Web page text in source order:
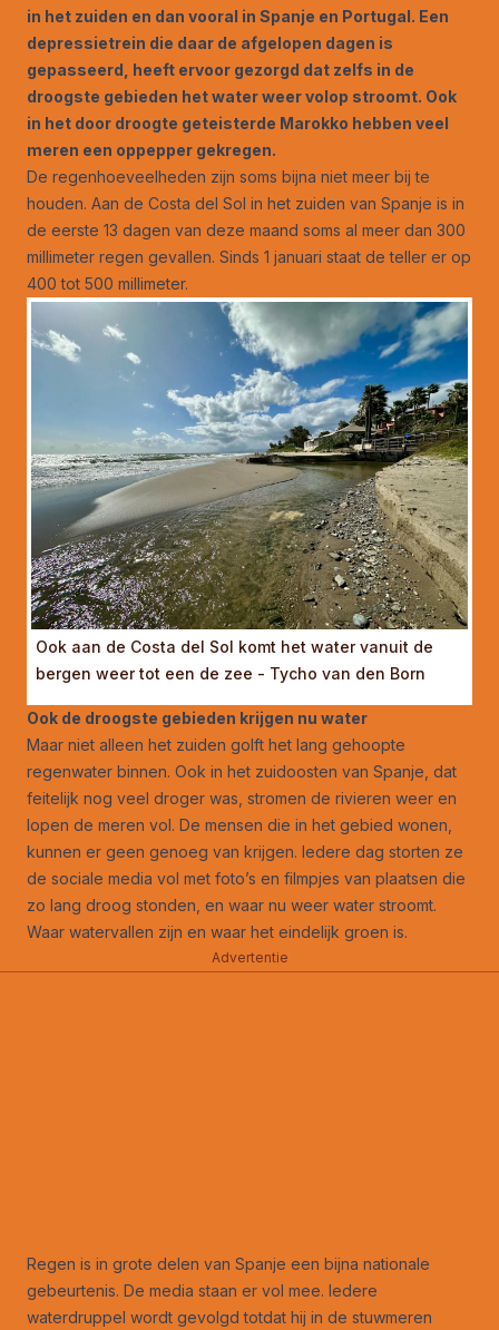
in het zuiden en dan vooral in Spanje en Portugal. Een
depressietrein die daar de afgelopen dagen is
gepasseerd, heeft ervoor gezorgd dat zelfs in de
droogste gebieden het water weer volop stroomt. Ook
in het door droogte geteisterde Marokko hebben veel
meren een oppepper gekregen.
De regenhoeveelheden zijn soms bijna niet meer bij te
houden. Aan de Costa del Sol in het zuiden van Spanje is in
de eerste 13 dagen van deze maand soms al meer dan 300
millimeter regen gevallen. Sinds 1 januari staat de teller er op
400 tot 500 millimeter.
Ook aan de Costa del Sol komt het water vanuit de
bergen weer tot een de zee - Tycho van den Born
Ook de droogste gebieden krijgen nu water
Maar niet alleen het zuiden golft het lang gehoopte
regenwater binnen. Ook in het zuidoosten van Spanje, dat
feitelijk nog veel droger was, stromen de rivieren weer en
lopen de meren vol. De mensen die in het gebied wonen,
kunnen er geen genoeg van krijgen. Iedere dag storten ze
de sociale media vol met foto’s en filmpjes van plaatsen die
zo lang droog stonden, en waar nu weer water stroomt.
Waar watervallen zijn en waar het eindelijk groen is.
Advertentie
Regen is in grote delen van Spanje een bijna nationale
gebeurtenis. De media staan er vol mee. Iedere
waterdruppel wordt gevolgd totdat hij in de stuwmeren